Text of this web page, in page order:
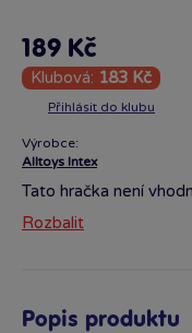
189 Kč
Klubová: 183 Kč
Přihlásit do klubu
Výrobce:
Alltoys Intex
Tato hračka není
Obsahuje malé části,
polknuty. Hračka je ve
Rozbalit
Popis produktu